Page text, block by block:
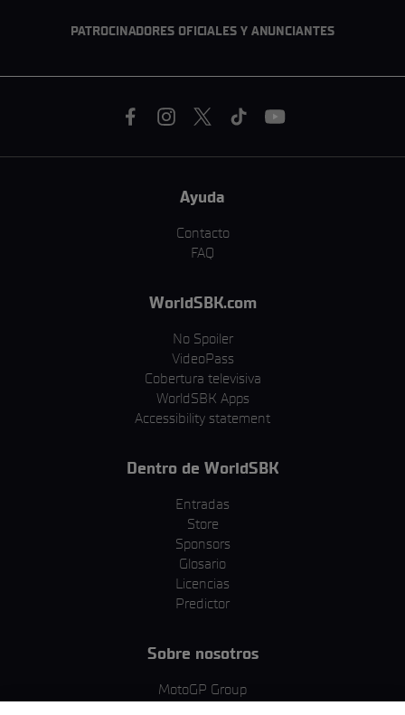
PATROCINADORES OFICIALES Y ANUNCIANTES
Ayuda
Contacto
FAQ
WorldSBK.com
No Spoiler
VideoPass
Cobertura televisiva
WorldSBK Apps
Accessibility statement
Dentro de WorldSBK
Entradas
Store
Sponsors
Glosario
Licencias
Predictor
Sobre nosotros
MotoGP Group